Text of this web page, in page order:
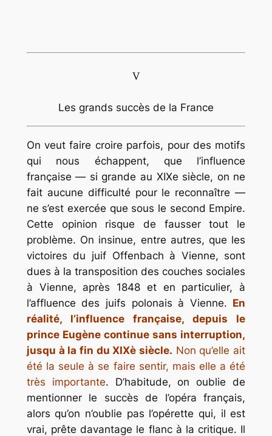
V
Les grands succès de la France
On veut faire croire parfois, pour des motifs
qui nous échappent, que l’influence
française — si grande au XIXe siècle, on ne
fait aucune difficulté pour le reconnaître —
ne s’est exercée que sous le second Empire.
Cette opinion risque de fausser tout le
problème. On insinue, entre autres, que les
victoires du juif Offenbach à Vienne, sont
dues à la transposition des couches sociales
à Vienne, après 1848 et en particulier, à
l’affluence des juifs polonais à Vienne. En
réalité, l’influence française, depuis le
prince Eugène continue sans interruption,
jusqu à la fin du XIXè siècle. Non qu’elle ait
été la seule à se faire sentir, mais elle a été
très importante. D’habitude, on oublie de
mentionner le succès de l’opéra français,
alors qu’on n’oublie pas l’opérette qui, il est
vrai, prête davantage le flanc à la critique. Il